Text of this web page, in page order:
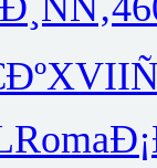
XVII
Roma